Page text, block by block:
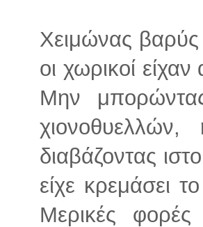
Χειμώνας
οι χωρικοί
Μην
διαβάζοντας
είχε κρεμάσει
Μερικές